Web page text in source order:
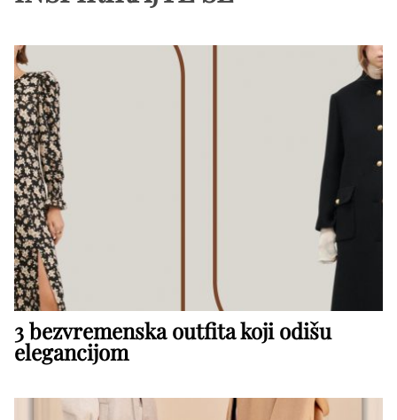
3 bezvremenska outfita koji odišu
elegancijom